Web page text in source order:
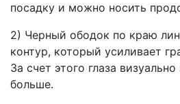
посадку и можно носить
2) Черный ободок по краю
контур, который усиливает
За счет этого глаза
больше.